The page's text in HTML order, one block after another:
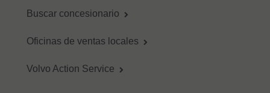
Buscar concesionario
Oficinas de ventas locales
Volvo Action Service